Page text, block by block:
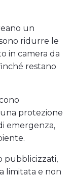
un
ridurre le
in camera da
restano
protezione
emergenza,
pubblicizzati,
limitata e non